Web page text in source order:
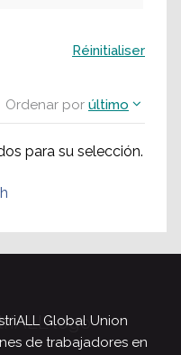
Ordenar por último
para su selección.
Réinitialiser
Global Union
de trabajadores en